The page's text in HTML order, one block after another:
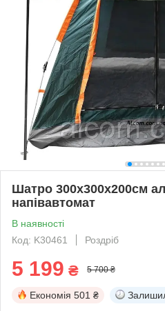
Шатро 300x300x200см
напівавтомат
В наявності
Код: K30461
Роздріб
5 199 ₴ 5 700 ₴
Економія 501 ₴